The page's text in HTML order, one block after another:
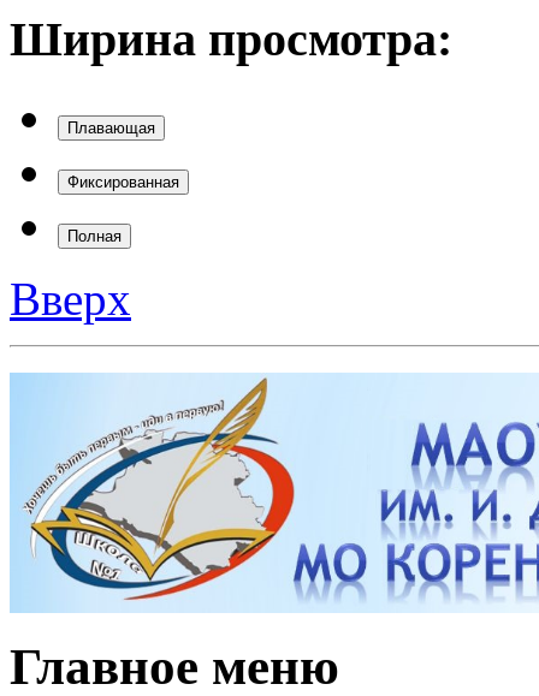
Ширина просмотра:
Плавающая
Фиксированная
Полная
Вверх
Главное меню